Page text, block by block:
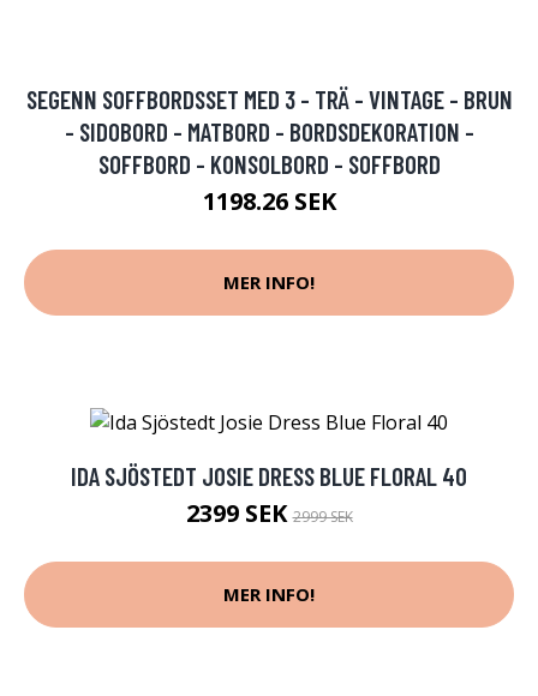
SEGENN SOFFBORDSSET MED 3 - TRÄ - VINTAGE - BRUN
- SIDOBORD - MATBORD - BORDSDEKORATION -
SOFFBORD - KONSOLBORD - SOFFBORD
1198.26 SEK
MER INFO!
IDA SJÖSTEDT JOSIE DRESS BLUE FLORAL 40
2399 SEK2999 SEK
MER INFO!